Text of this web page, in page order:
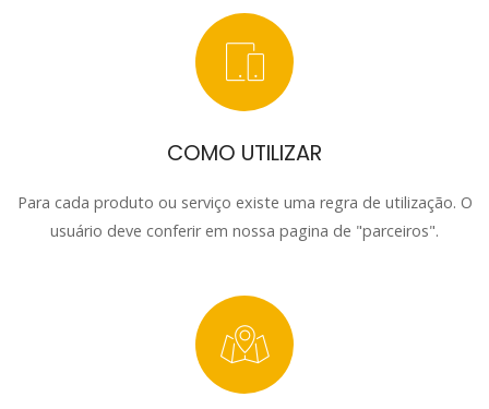
COMO UTILIZAR
Para cada produto ou serviço existe uma regra de utilização. O
usuário deve conferir em nossa pagina de "parceiros".